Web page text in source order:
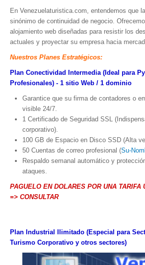
La Gran Sabana
Mérida
Museos y otros sitios de interés en Aragua
Museos y otros sitios de interés en Bolívar
Museos y otros sitios de interés en Falcón
Museos y otros sitios de interés en Sucre
Puerto La Cruz
Destinos Turísticos
Gastronomía
Servicios
Diseño de Websites
En Venezuelaturistica.com, entendemos que
sinónimo de continuidad de negocio.
alojamiento web diseñadas para resistir los
actuales y proyectar su empresa hacia
Nuestros Planes Estratégicos:
Plan Conectividad Intermedia (Ideal para
Profesionales) - 1 sitio Web / 1 dominio
Garantice que su firma de contadores o
visible 24/7.
1 Certificado de Seguridad SSL
corporativo).
100 GB de Espacio en Disco SSD (Alta
50 Cuentas de correo profesional (Su-
Respaldo semanal automático y
ataques.
PAGUELO EN DOLARES POR UNA TARIFA
=> CONSULTAR
Plan Industrial Ilimitado (Especial para
Turismo Corporativo y otros sectores)